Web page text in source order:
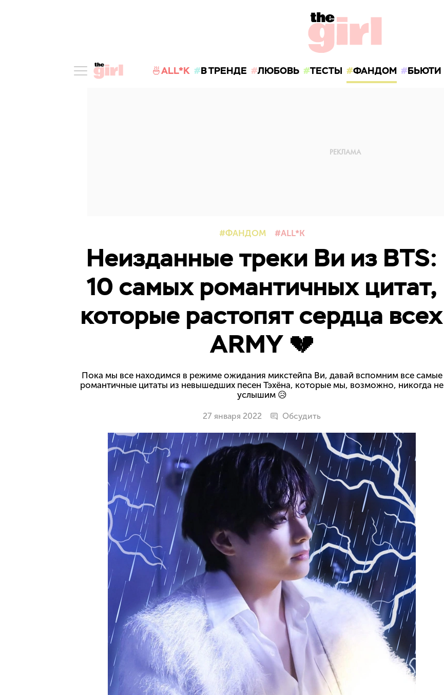
🍜ALL*K В ТРЕНДЕ ЛЮБОВЬ ТЕСТЫ ФАНДОМ БЬЮТИ
ФАНДОМ ALL*K
Неизданные треки Ви из BTS:
10 самых романтичных цитат,
которые растопят сердца всех
ARMY 💔
Пока мы все находимся в режиме ожидания микстейпа Ви, давай вспомним все самые
романтичные цитаты из невышедших песен Тэхёна, которые мы, возможно, никогда не
услышим 😥
27 января 2022 Обсудить